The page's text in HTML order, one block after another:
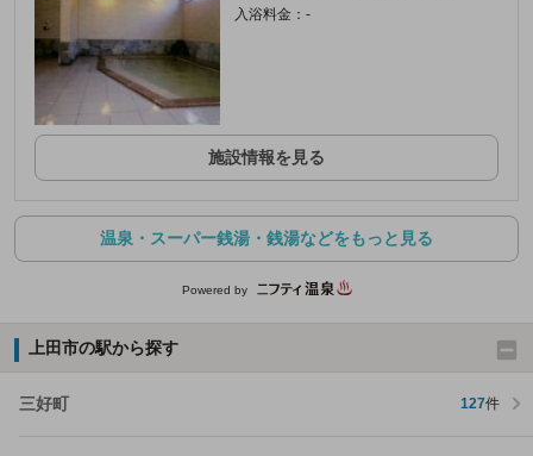
入浴料金：-
施設情報を見る
温泉・スーパー銭湯・銭湯などをもっと見る
Powered by
上田市の駅から探す
三好町 127件